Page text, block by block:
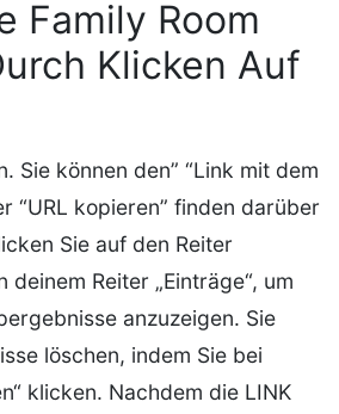
Family Room
Klicken Auf
Sie können den” “Link mit dem
“URL kopieren” finden darüber
Sie auf den Reiter
deinem Reiter „Einträge“, um
anzuzeigen. Sie
löschen, indem Sie bei
klicken. Nachdem die LINK